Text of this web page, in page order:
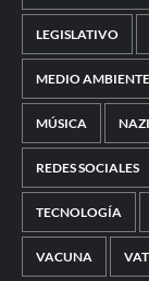
LEGISLATIVO
MEDIO AMBIENTE
MÚSICA NAZI
REDES SOCIALES
TECNOLOGÍA
VACUNA